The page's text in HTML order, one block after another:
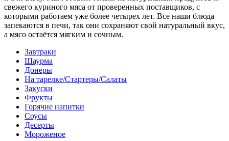
свежего куриного мяса от проверенных поставщиков, с
которыми работаем уже более четырех лет. Все наши блюда
запекаются в печи, так они сохраняют свой натуральный вкус,
а мясо остаётся мягким и сочным.
Завтраки
Шаурма
Донеры
На тарелке/Стартеры/Салаты
Закуски
Фрукты
Горячие напитки
Соусы
Десерты
Мороженое